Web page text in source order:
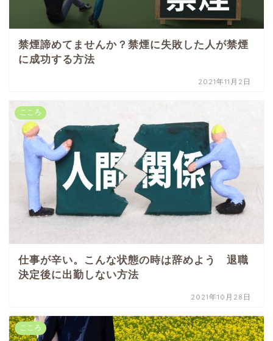
禁煙諦めてませんか？禁煙に失敗した人が禁煙
に成功する方法
2021年11月2日
こころ
仕事が辛い。こんな状態の時は辞めよう 退職
決定後に出勤しない方法
2021年10月28日
こころ